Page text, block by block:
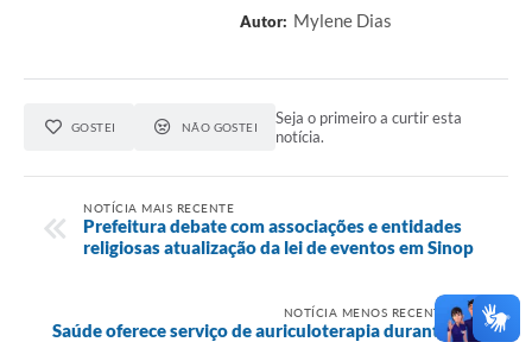
Autor: Mylene Dias
GOSTEI NÃO GOSTEI
Seja o primeiro a curtir esta
notícia.
NOTÍCIA MAIS RECENTE
Prefeitura debate com associações e entidades
religiosas atualização da lei de eventos em Sinop
NOTÍCIA MENOS RECENTE
Saúde oferece serviço de auriculoterapia durante